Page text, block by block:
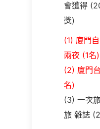
會獲得
獎)
(1) 廈門
兩夜 (1名)
(2) 廈門
名)
(3) 一次
旅 雜誌